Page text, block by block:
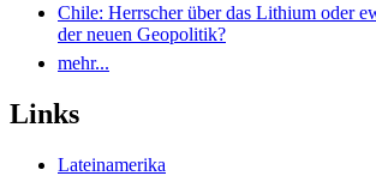
Chile: Herrscher über das Lithium oder
der neuen Geopolitik?
mehr...
Links
Lateinamerika